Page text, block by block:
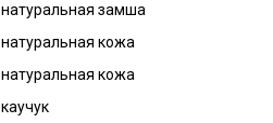
натуральная замша
натуральная кожа
натуральная кожа
каучук